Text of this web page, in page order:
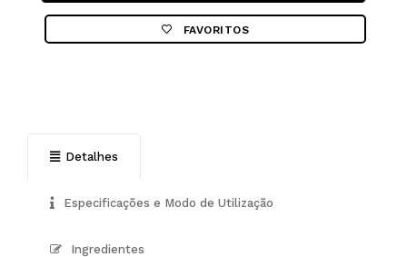
FAVORITOS
Detalhes
Especificações e Modo de Utilização
Ingredientes